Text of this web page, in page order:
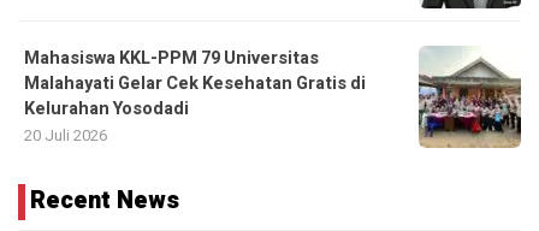
Mahasiswa KKL-PPM 79 Universitas
Malahayati Gelar Cek Kesehatan Gratis di
Kelurahan Yosodadi
20 Juli 2026
Recent News